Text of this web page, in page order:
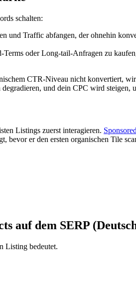
schalten:
und Traffic abfangen, der ohnehin
oder Long-tail-Anfragen zu
CTR-Niveau nicht konvertiert,
und dein CPC wird steigen,
Listings zuerst interagieren.
er den ersten organischen Tile
auf dem SERP
Listing bedeutet.